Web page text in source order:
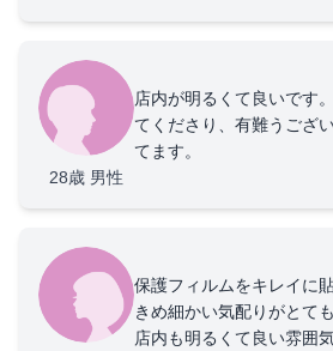
28歳 男性
店内が明るくて良いです
てくださり、有難うござ
てます。
保護フィルムをキレイに
きめ細かい気配りがとて
店内も明るくて良い雰囲気